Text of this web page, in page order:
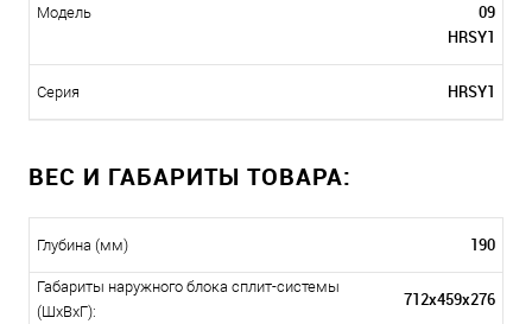
Модель
09
HRSY1
Серия HRSY1
ВЕС И ГАБАРИТЫ ТОВАРА:
Глубина (мм) 190
Габариты наружного блока сплит-системы
(ШxВxГ):
712х459х276